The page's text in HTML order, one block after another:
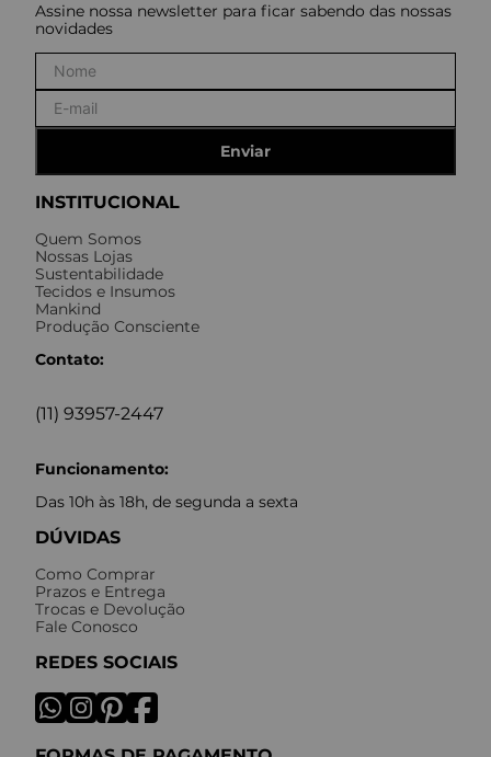
INSTITUCIONAL
Quem Somos
Nossas Lojas
Sustentabilidade
Tecidos e Insumos
Mankind
Produção Consciente
Contato:
(11) 93957-2447
Funcionamento:
Das 10h às 18h, de segunda a sexta
DÚVIDAS
Como Comprar
Prazos e Entrega
Trocas e Devolução
Fale Conosco
REDES SOCIAIS
Assine nossa newsletter para ficar sabendo das nossas
novidades
Enviar